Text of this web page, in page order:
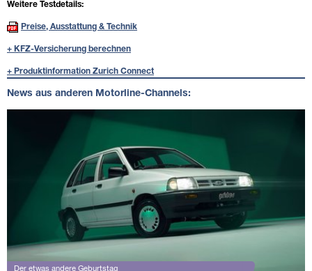
Weitere Testdetails:
Preise, Ausstattung & Technik
+ KFZ-Versicherung berechnen
+ Produktinformation Zurich Connect
News aus anderen Motorline-Channels:
Der etwas andere Geburtstag